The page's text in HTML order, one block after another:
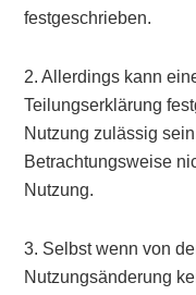
festgeschrieben.
2. Allerdings kann
Teilungserklärung
Nutzung zulässig
Betrachtungsweise
Nutzung.
3. Selbst wenn von
Nutzungsänderung